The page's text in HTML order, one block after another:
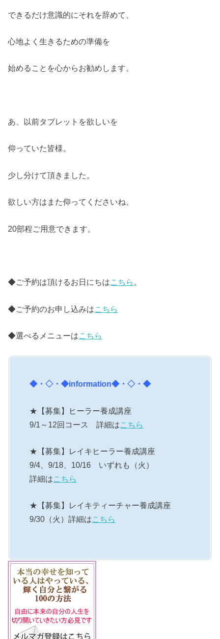
できるだけ意識的にそれを辞めて、
心地よく生きるための準備を
始めることを心からお勧めします。
あ、以前タブレットを欲しいを
仰っていた皆様。
少し分けて頂きました。
欲しい方はまた仰ってくださいね。
20部程ご用意できます。
◆ご予約は頂けるお日にちはこちら 。
◆ご予約のお申し込みは こちら
◆選べるメニューはこちら
◆・◇・◆information◆・◇・◆
★【募集】ヒーラー養成講座
9/1～12回コース 詳細はこちら
★【募集】レイキヒーラー養成講座
9/4、9/18、10/16 いずれも（火）
詳細はこちら
★【募集】レイキティーチャー養成講座
9/30（火）詳細はこちら